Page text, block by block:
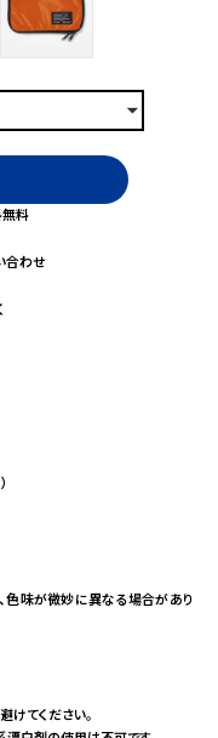
料
合わせ
色味が微妙に異なる場合があり
けてください。